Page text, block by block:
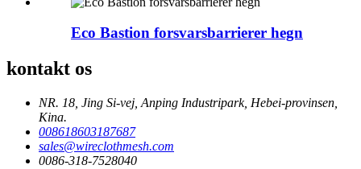
Eco Bastion forsvarsbarrierer hegn
kontakt os
NR. 18, Jing Si-vej, Anping Industripark, Hebei-provinsen,
Kina.
008618603187687
sales@wireclothmesh.com
0086-318-7528040